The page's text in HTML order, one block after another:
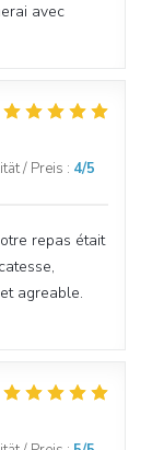
avec
/ Preis : 4/5
repas était
agreable.